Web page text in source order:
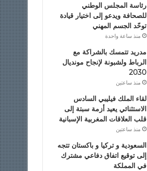
رئاسة المجلس الوطني
للصحافة ويدعو إلى اختيار قيادة
توحّد الجسم المهني
منذ ساعة واحدة
مدريد تتمسك بالشراكة مع
الرباط ولشبونة لإنجاح مونديال
2030
منذ ساعتين
لقاء الملك فيليبي السادس
الاستثنائي يعيد أزمة سبتة إلى
قلب العلاقات المغربية الإسبانية
منذ ساعتين
السعودية و تركيا و باكستان تتجه
إلى توقيع اتفاق دفاعي مشترك
في المملكة